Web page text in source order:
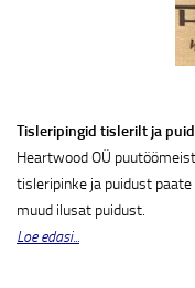
Tisleripingid tislerilt ja
Heartwood OÜ
tisleripinke ja puidust paate
muud ilusat puidust.
Loe edasi...